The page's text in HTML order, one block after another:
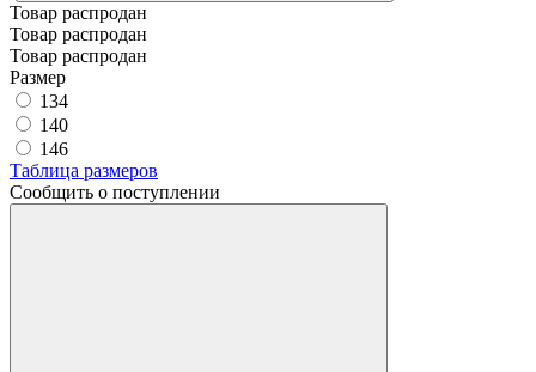
Товар распродан
Товар распродан
Товар распродан
Размер
134
140
146
Таблица размеров
Сообщить о поступлении